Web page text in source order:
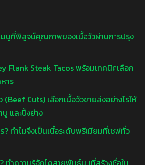
มนูที่พิสูจน์คุณภาพของเนื้อวัวผ่านการปรุง
Flank Steak Tacos พร้อมเทคนิคเลือก
าร
Cuts) เลือกเนื้อวัวขายส่งอย่างไรให้
บู และปิ้งย่าง
? ทำไมจึงเป็นเนื้อระดับพรีเมียมที่เชฟทั่ว